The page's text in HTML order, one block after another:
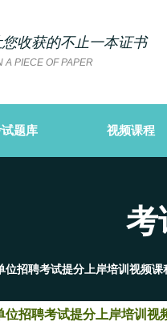
收获的不止一本证书
A PIECE OF PAPER
题库 视频课程
位招聘考试提分上岸培训视频课
考
位招聘考试提分上岸培训视